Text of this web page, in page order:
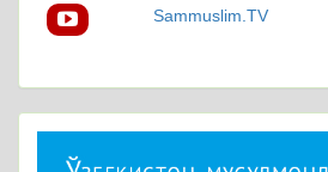
Sammuslim.TV